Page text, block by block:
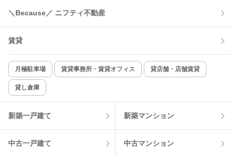
コンロ2口以上
新着のみ インターネット無料
該当件数:
8件
＼Because／ ニフティ不動産
賃貸
月極駐車場 賃貸事務所・賃貸オフィス 貸店舗・店舗賃貸
貸し倉庫
新築一戸建て 新築マンション
中古一戸建て 中古マンション